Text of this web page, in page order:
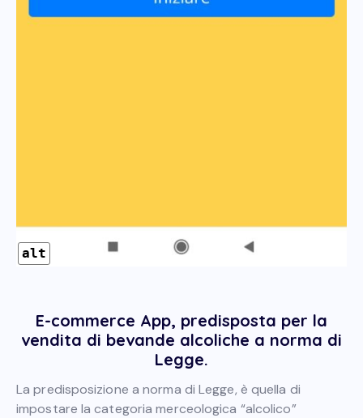
alt
E-commerce App, predisposta per la
vendita di bevande alcoliche a norma di
Legge.
La predisposizione a norma di Legge, è quella di
impostare la categoria merceologica “alcolico”